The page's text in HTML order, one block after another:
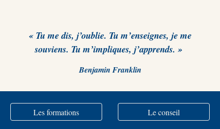
« Tu me dis, j’oublie. Tu m’enseignes, je me
souviens. Tu m’impliques, j’apprends. »
Benjamin Franklin
Les formations Le conseil